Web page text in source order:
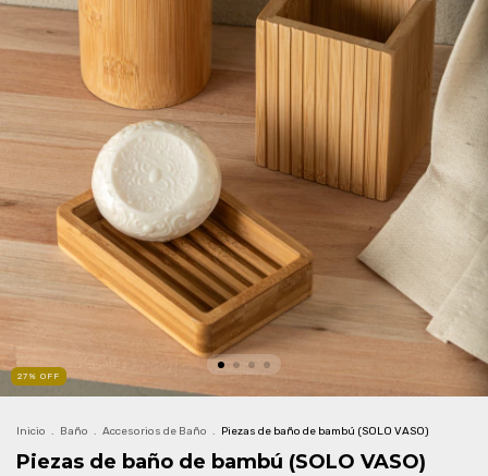
27 % OFF
Inicio . Baño . Accesorios de Baño . Piezas de baño de bambú (SOLO VASO)
Piezas de baño de bambú (SOLO VASO)